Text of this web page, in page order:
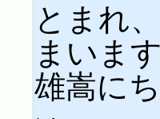
とまれ
まいま
雄嵩に